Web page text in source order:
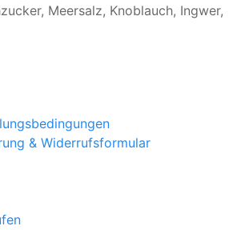
Meersalz, Knoblauch, Ingwer,
& Widerrufsformular